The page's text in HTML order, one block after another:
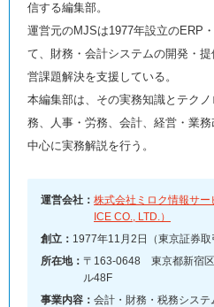
信する編集部。
運営元のMJSは1977年設立のERP
て、財務・会計システムの開発・
営課題解決を支援している。
本編集部は、その実務知識とテク
務、人事・労務、会計、経営・業
中心に実務解説を行う。
運営会社： 株式会社ミロク情報サ
ICE CO., LTD.）
創立： 1977年11月2日（東京証券取
所在地： 〒163-0648 東京都新宿
ル48F
事業内容： 会計・財務・税務シス